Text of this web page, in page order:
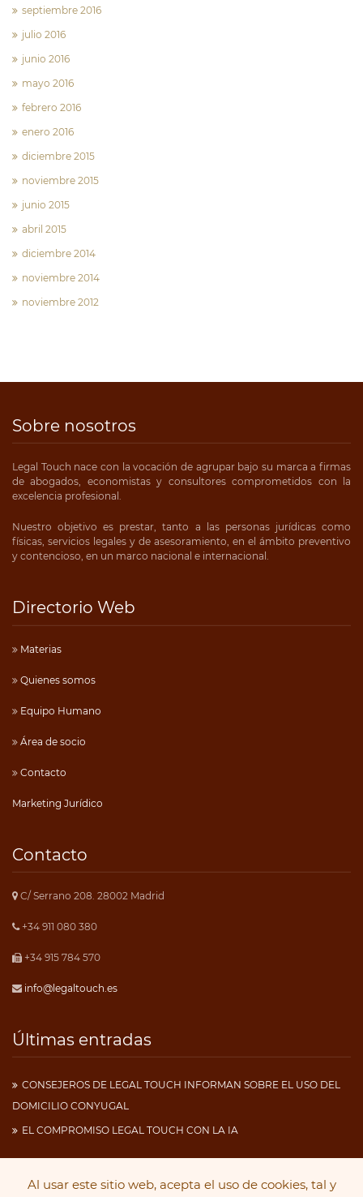
Al usar este sitio web, acepta el uso de cookies, tal y
septiembre 2016
julio 2016
junio 2016
mayo 2016
febrero 2016
enero 2016
diciembre 2015
noviembre 2015
junio 2015
abril 2015
diciembre 2014
noviembre 2014
noviembre 2012
Sobre nosotros
Legal Touch nace con la vocación de agrupar bajo su marca a firmas
de abogados, economistas y consultores comprometidos con la
excelencia profesional.
Nuestro objetivo es prestar, tanto a las personas jurídicas como
físicas, servicios legales y de asesoramiento, en el ámbito preventivo
y contencioso, en un marco nacional e internacional.
Directorio Web
Materias
Quienes somos
Equipo Humano
Área de socio
Contacto
Marketing Jurídico
Contacto
C/ Serrano 208. 28002 Madrid
+34 911 080 380
+34 915 784 570
info@legaltouch.es
Últimas entradas
CONSEJEROS DE LEGAL TOUCH INFORMAN SOBRE EL USO DEL
DOMICILIO CONYUGAL
EL COMPROMISO LEGAL TOUCH CON LA IA